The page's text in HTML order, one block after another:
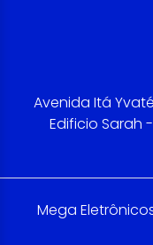
Avenida Itá
Edificio Sarah
Mega